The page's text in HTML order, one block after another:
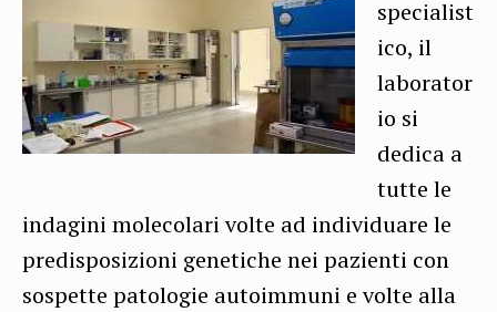
specialist
ico, il
laborator
io si
dedica a
tutte le
indagini molecolari volte ad individuare le
predisposizioni genetiche nei pazienti con
sospette patologie autoimmuni e volte alla